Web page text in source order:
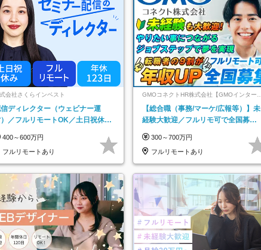
会社さくらインベスト
ディレクター（ウェビナー運
／フルリモートOK／土日祝休み
400～600万円
フルリモートあり
GMOコネクトHR株式会社【GMOインターネ
ットグループ】
【総合職（事務/マーケ/広報等）】未
経験大歓迎／フルリモ可で全国募
★
300～700万円
フルリモートあり